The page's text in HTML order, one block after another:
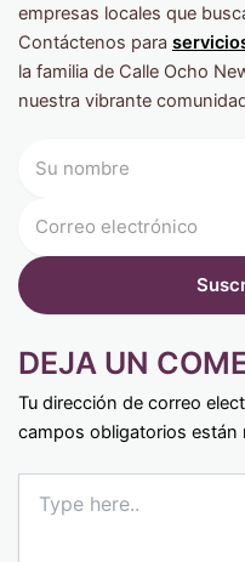
empresas locales que
Contáctenos para
la familia de Calle Ocho
nuestra vibrante
DEJA UN
Tu dirección de correo
campos obligatorios están
here..